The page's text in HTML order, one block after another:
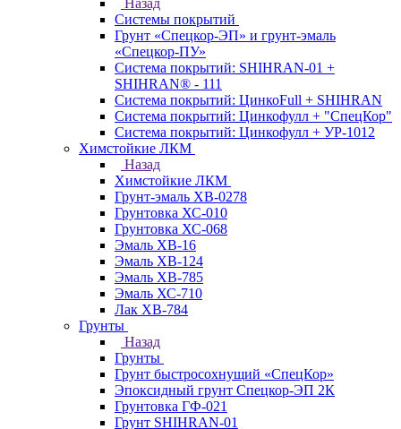
Назад
Системы покрытий
Грунт «Спецкор-ЭП» и грунт-эмаль
«Спецкор-ПУ»
Система покрытий: SHIHRAN-01 +
SHIHRAN® - 111
Система покрытий: ЦинкоFull + SHIHRAN
Система покрытий: Цинкофулл + "СпецКор"
Система покрытий: Цинкофулл + УР-1012
Химстойкие ЛКМ
Назад
Химстойкие ЛКМ
Грунт-эмаль ХВ-0278
Грунтовка ХС-010
Грунтовка ХС-068
Эмаль ХВ-16
Эмаль ХВ-124
Эмаль ХВ-785
Эмаль ХС-710
Лак ХВ-784
Грунты
Назад
Грунты
Грунт быстросохнущий «СпецКор»
Эпоксидный грунт Спецкор-ЭП 2К
Грунтовка ГФ-021
Грунт SHIHRAN-01